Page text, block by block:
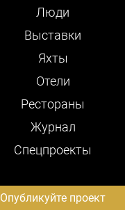
Люди
Выставки
Яхты
Отели
Рестораны
Журнал
Cпецпроекты
Опубликуйте проект